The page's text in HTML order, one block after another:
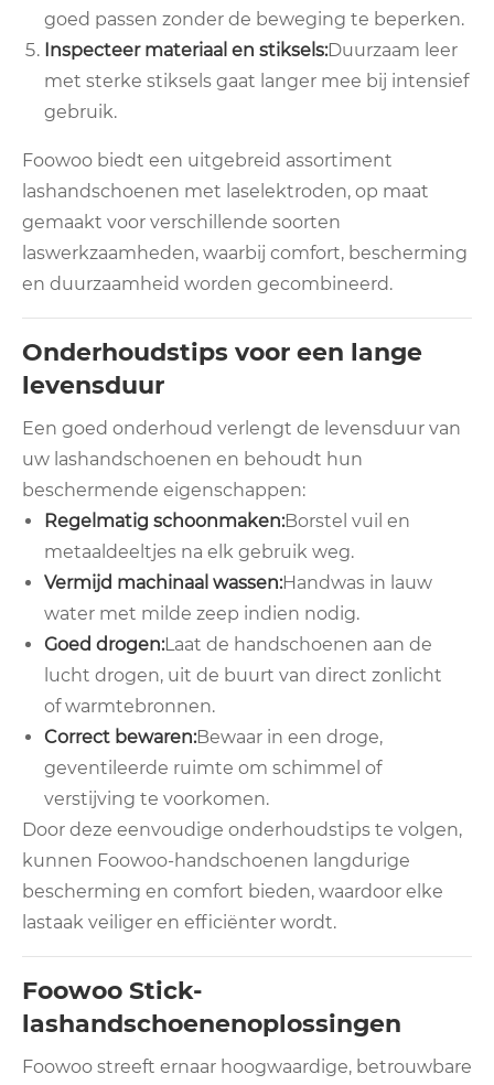
goed passen zonder de beweging te beperken.
Inspecteer materiaal en stiksels:Duurzaam leer
met sterke stiksels gaat langer mee bij intensief
gebruik.
Foowoo biedt een uitgebreid assortiment
lashandschoenen met laselektroden, op maat
gemaakt voor verschillende soorten
laswerkzaamheden, waarbij comfort, bescherming
en duurzaamheid worden gecombineerd.
Onderhoudstips voor een lange
levensduur
Een goed onderhoud verlengt de levensduur van
uw lashandschoenen en behoudt hun
beschermende eigenschappen:
Regelmatig schoonmaken:Borstel vuil en
metaaldeeltjes na elk gebruik weg.
Vermijd machinaal wassen:Handwas in lauw
water met milde zeep indien nodig.
Goed drogen:Laat de handschoenen aan de
lucht drogen, uit de buurt van direct zonlicht
of warmtebronnen.
Correct bewaren:Bewaar in een droge,
geventileerde ruimte om schimmel of
verstijving te voorkomen.
Door deze eenvoudige onderhoudstips te volgen,
kunnen Foowoo-handschoenen langdurige
bescherming en comfort bieden, waardoor elke
lastaak veiliger en efficiënter wordt.
Foowoo Stick-
lashandschoenenoplossingen
Foowoo streeft ernaar hoogwaardige, betrouwbare